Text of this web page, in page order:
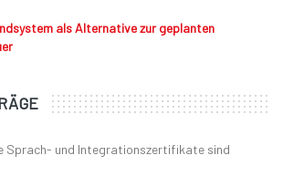
als Alternative zur geplanten
Sprach- und Integrationszertifikate sind